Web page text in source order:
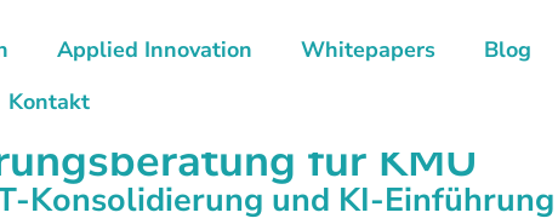
Applied Innovation Whitepapers
Blog
Kontakt
für KMU
Konsolidierung und KI-